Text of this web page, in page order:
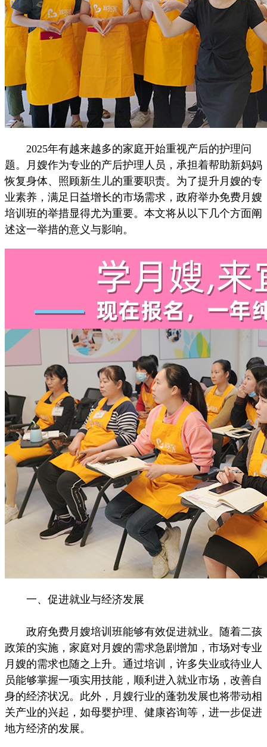
2025年有越来越多的家庭开始重视产后的护理问
题。月嫂作为专业的产后护理人员，承担着帮助新妈妈
恢复身体、照顾新生儿的重要职责。为了提升月嫂的专
业素养，满足日益增长的市场需求，政府举办免费月嫂
培训班的举措显得尤为重要。本文将从以下几个方面阐
述这一举措的意义与影响。
一、促进就业与经济发展
政府免费月嫂培训班能够有效促进就业。随着二孩
政策的实施，家庭对月嫂的需求急剧增加，市场对专业
月嫂的需求也随之上升。通过培训，许多失业或待业人
员能够掌握一项实用技能，顺利进入就业市场，改善自
身的经济状况。此外，月嫂行业的蓬勃发展也将带动相
关产业的兴起，如母婴护理、健康咨询等，进一步促进
地方经济的发展。